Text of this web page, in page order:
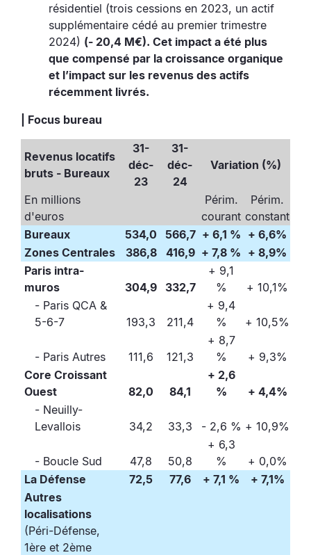
résidentiel (trois cessions en 2023, un actif
supplémentaire cédé au premier trimestre
2024) (- 20,4 M€). Cet impact a été plus
que compensé par la croissance organique
et l’impact sur les revenus des actifs
récemment livrés.
| Focus bureau
Revenus locatifs
bruts - Bureaux
31-
déc-
23
31-
déc-
24
Variation (%)
En millions
d'euros
Périm.
courant
Périm.
constant
Bureaux
534,0 566,7 + 6,1 % + 6,6%
Zones Centrales
386,8 416,9 + 7,8 % + 8,9%
Paris intra-
muros
304,9 332,7
+ 9,1
%
+ 10,1%
- Paris QCA &
5-6-7
193,3 211,4
+ 9,4
%
+ 10,5%
- Paris Autres 111,6 121,3
+ 8,7
%
+ 9,3%
Core Croissant
Ouest
82,0 84,1
+ 2,6
%
+ 4,4%
- Neuilly-
Levallois
34,2 33,3 - 2,6 % + 10,9%
- Boucle Sud 47,8 50,8
+ 6,3
%
+ 0,0%
La Défense
72,5 77,6 + 7,1 %
+ 7,1%
Autres
localisations
(Péri-Défense,
1ère et 2ème